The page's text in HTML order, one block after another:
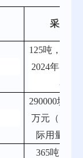
采购预
125吨，87
2024年实际
参考
290000块/斤/
万元（以
际用量为
365吨，